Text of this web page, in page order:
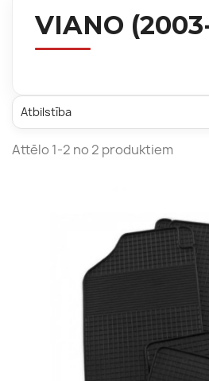
VIANO
Atbilstība
Attēlo 1-2 no 2 produktiem